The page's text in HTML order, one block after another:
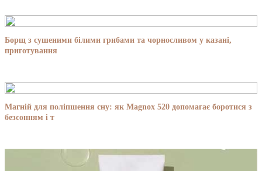
Борщ з сушеними білими грибами та чорносливом у казані,
приготування
Магній для поліпшення сну: як Magnox 520 допомагає боротися з
безсонням і т